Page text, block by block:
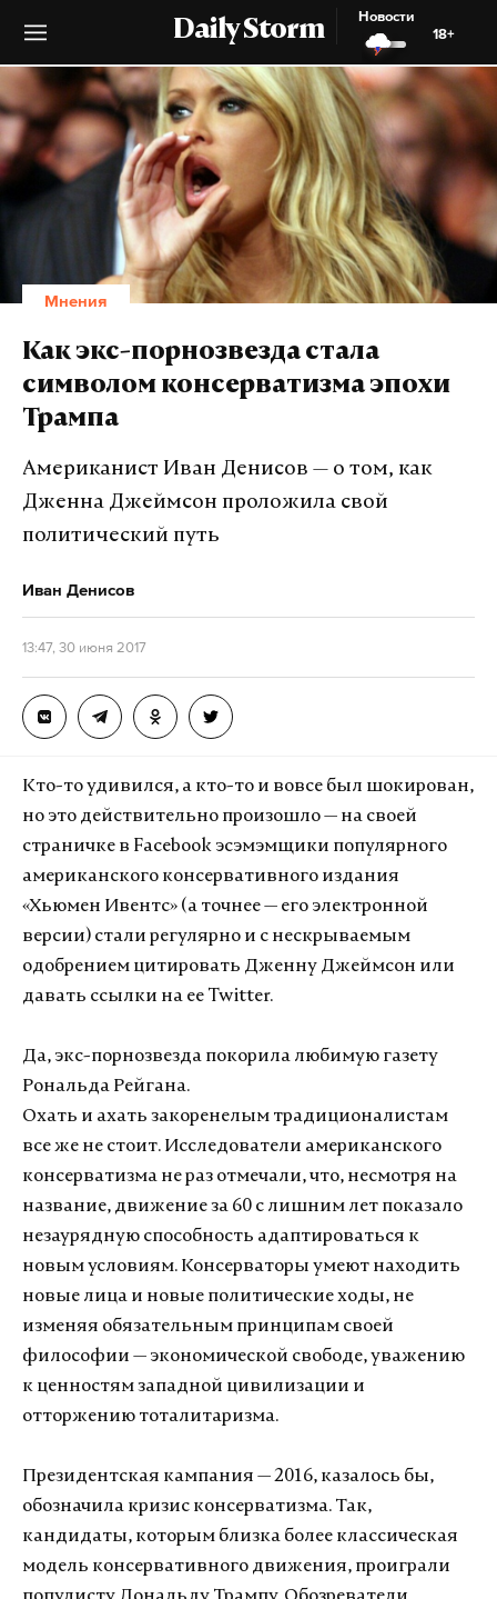
Daily Storm
Новости
18+
Мнения
Как экс-порнозвезда стала
символом консерватизма эпохи
Трампа
Американист Иван Денисов — о том, как
Дженна Джеймсон проложила свой
политический путь
Иван Денисов
13:47, 30 июня 2017
Кто-то удивился, а кто-то и вовсе был шокирован,
но это действительно произошло — на своей
страничке в Facebook эсэмэмщики популярного
американского консервативного издания
«Хьюмен Ивентс» (а точнее — его электронной
версии) стали регулярно и с нескрываемым
одобрением цитировать Дженну Джеймсон или
давать ссылки на ее Twitter.
Да, экс-порнозвезда покорила любимую газету
Рональда Рейгана.
Охать и ахать закоренелым традиционалистам
все же не стоит. Исследователи американского
консерватизма не раз отмечали, что, несмотря на
название, движение за 60 с лишним лет показало
незаурядную способность адаптироваться к
новым условиям. Консерваторы умеют находить
новые лица и новые политические ходы, не
изменяя обязательным принципам своей
философии — экономической свободе, уважению
к ценностям западной цивилизации и
отторжению тоталитаризма.
Президентская кампания — 2016, казалось бы,
обозначила кризис консерватизма. Так,
кандидаты, которым близка более классическая
модель консервативного движения, проиграли